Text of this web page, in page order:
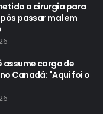
a cirurgia para
passar mal em
assume cargo de
Canadá: "Aqui foi o